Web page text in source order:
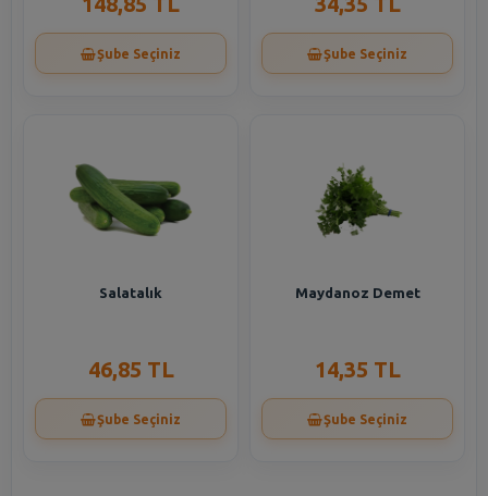
Şube Seçiniz Şube Seçiniz
Salatalık
46,85 TL
Şube Seçiniz
Maydanoz Demet
14,35 TL
Şube Seçiniz